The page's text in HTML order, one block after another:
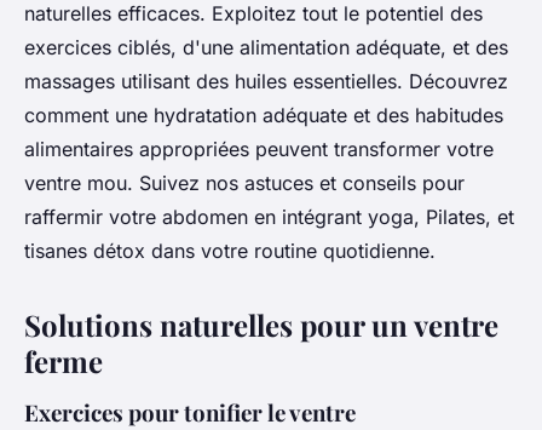
naturelles efficaces. Exploitez tout le potentiel des
exercices ciblés, d'une alimentation adéquate, et des
massages utilisant des huiles essentielles. Découvrez
comment une hydratation adéquate et des habitudes
alimentaires appropriées peuvent transformer votre
ventre mou. Suivez nos astuces et conseils pour
raffermir votre abdomen en intégrant yoga, Pilates, et
tisanes détox dans votre routine quotidienne.
Solutions naturelles pour un ventre
ferme
Exercices pour tonifier le ventre